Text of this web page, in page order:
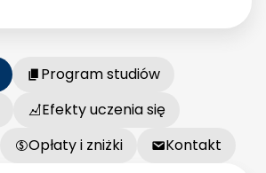
Program studiów
Efekty uczenia się
Opłaty i zniżki Kontakt